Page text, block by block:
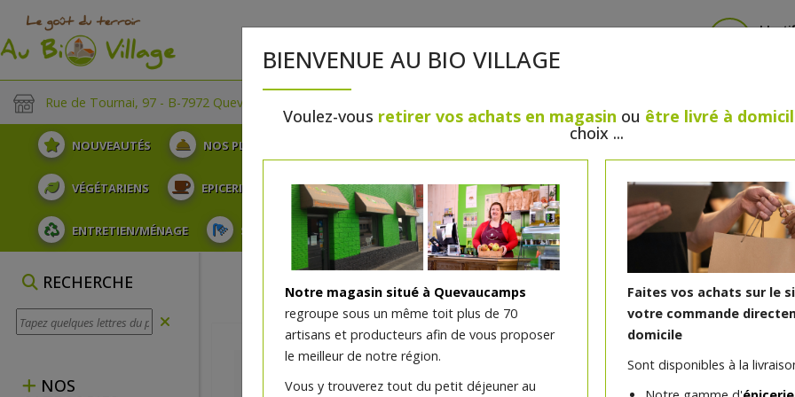
Rue de Tournai, 97 - B-7972 Quevaucamps
NOUVEAUTÉS NOS PLATEAUX
VÉGÉTARIENS EPICERIE PLATS TRAITEUR BOULANGERIE / PÂTISSERIE SANS GLUTEN, SANS
ENTRETIEN/MÉNAGE SOINS ET HYGIÈNE DU CORPS BEAUTÉ HUILES ESSENTIELLES MAISON
RECHERCHE
NOS
BIENVENUE AU BIO VILLAGE
Voulez-vous retirer vos achats en magasin ou être livré à
choix ...
Notre magasin situé à Quevaucamps
regroupe sous un même toit plus de 70
artisans et producteurs afin de vous proposer
le meilleur de notre région.
Vous y trouverez tout du petit déjeuner au
Faites vos achats sur le
votre commande
domicile
Sont disponibles à la
Mascara allongeant